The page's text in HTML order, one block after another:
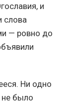
и
слова
— ровно до
Ни одно
не было